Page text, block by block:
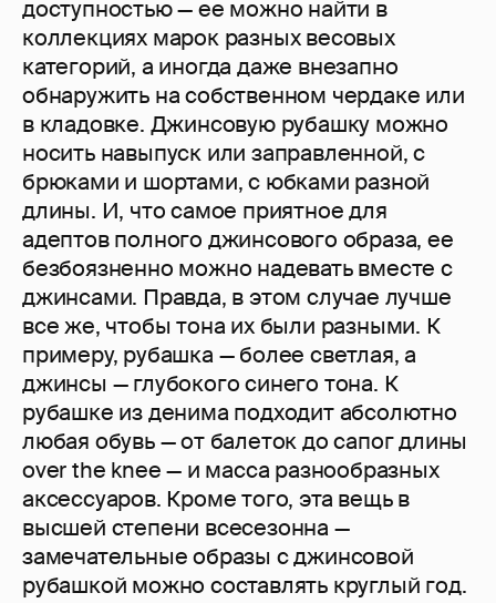
доступностью — ее можно найти в
коллекциях марок разных весовых
категорий, а иногда даже внезапно
обнаружить на собственном чердаке или
в кладовке. Джинсовую рубашку можно
носить навыпуск или заправленной, с
брюками и шортами, с юбками разной
длины. И, что самое приятное для
адептов полного джинсового образа, ее
безбоязненно можно надевать вместе с
джинсами. Правда, в этом случае лучше
все же, чтобы тона их были разными. К
примеру, рубашка — более светлая, а
джинсы — глубокого синего тона. К
рубашке из денима подходит абсолютно
любая обувь — от балеток до сапог длины
over the knee — и масса разнообразных
аксессуаров. Кроме того, эта вещь в
высшей степени всесезонна —
замечательные образы с джинсовой
рубашкой можно составлять круглый год.